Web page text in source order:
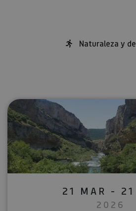
Naturaleza y
21 MAR - 21
2026